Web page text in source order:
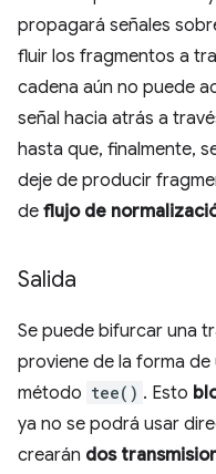
propagará señales
fluir los fragmentos a
cadena aún no puede
señal hacia atrás a
hasta que, finalmente,
deje de producir
de flujo de
Salida
Se puede bifurcar una
proviene de la forma de
método tee() . Esto
ya no se podrá usar
crearán dos